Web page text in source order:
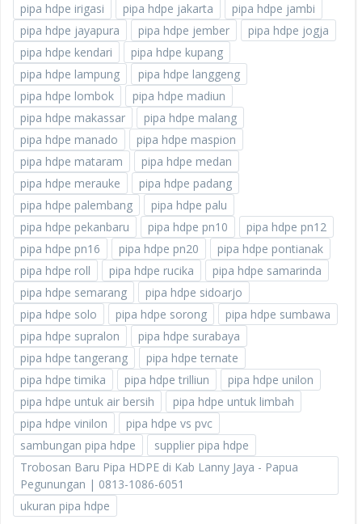
pipa hdpe irigasi
pipa hdpe jakarta
pipa hdpe jambi
pipa hdpe jayapura
pipa hdpe jember
pipa hdpe jogja
pipa hdpe kendari
pipa hdpe kupang
pipa hdpe lampung
pipa hdpe langgeng
pipa hdpe lombok
pipa hdpe madiun
pipa hdpe makassar
pipa hdpe malang
pipa hdpe manado
pipa hdpe maspion
pipa hdpe mataram
pipa hdpe medan
pipa hdpe merauke
pipa hdpe padang
pipa hdpe palembang
pipa hdpe palu
pipa hdpe pekanbaru
pipa hdpe pn10
pipa hdpe pn12
pipa hdpe pn16
pipa hdpe pn20
pipa hdpe pontianak
pipa hdpe roll
pipa hdpe rucika
pipa hdpe samarinda
pipa hdpe semarang
pipa hdpe sidoarjo
pipa hdpe solo
pipa hdpe sorong
pipa hdpe sumbawa
pipa hdpe supralon
pipa hdpe surabaya
pipa hdpe tangerang
pipa hdpe ternate
pipa hdpe timika
pipa hdpe trilliun
pipa hdpe unilon
pipa hdpe untuk air bersih
pipa hdpe untuk limbah
pipa hdpe vinilon
pipa hdpe vs pvc
sambungan pipa hdpe
supplier pipa hdpe
Trobosan Baru Pipa HDPE di Kab Lanny Jaya - Papua
Pegunungan | 0813-1086-6051
ukuran pipa hdpe